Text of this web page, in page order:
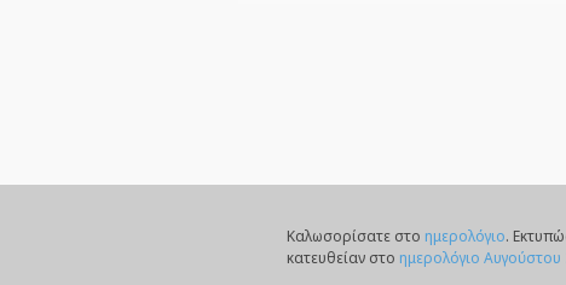
Καλωσορίσατε στο ημερολόγιο.
κατευθείαν στο ημερολόγιο Αυγούστου